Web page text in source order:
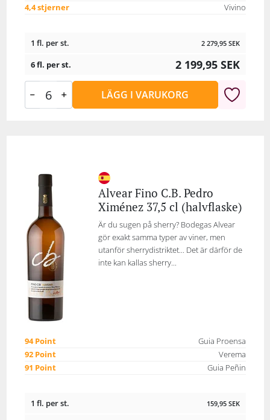
4,4 stjerner
Vivino
1 fl. per st. 2 279,95 SEK
6 fl. per st. 2 199,95 SEK
LÄGG I VARUKORG
Alvear Fino C.B. Pedro
Ximénez 37,5 cl (halvflaske)
Är du sugen på sherry? Bodegas Alvear
gör exakt samma typer av viner, men
utanför sherrydistriktet... Det är därför de
inte kan kallas sherry...
94 Point
Guia Proensa
92 Point
Verema
91 Point
Guia Peñin
1 fl. per st. 159,95 SEK